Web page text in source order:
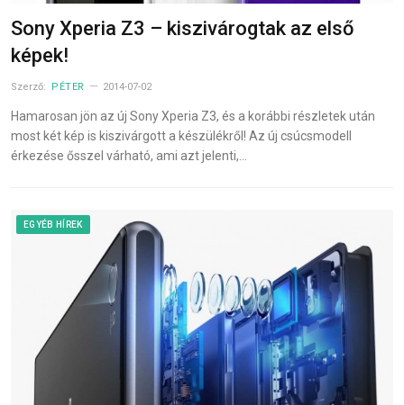
Sony Xperia Z3 – kiszivárogtak az első
képek!
Szerző: PÉTER 2014-07-02
Hamarosan jön az új Sony Xperia Z3, és a korábbi részletek után
most két kép is kiszivárgott a készülékről! Az új csúcsmodell
érkezése ősszel várható, ami azt jelenti,…
EGYÉB HÍREK